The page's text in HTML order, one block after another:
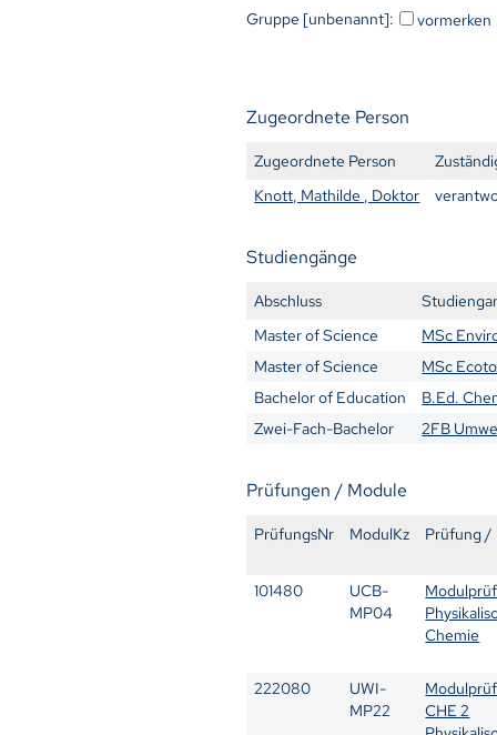
Gruppe [unbenannt]: vormerken
Zugeordnete Person
Zugeordnete Person
Knott, Mathilde , Doktor
Studiengänge
Abschluss
Master of Science
MSc
Master of Science
MSc
Bachelor of Education
B.Ed.
Zwei-Fach-Bachelor
2FB
Prüfungen / Module
PrüfungsNr ModulKz Prüfung /
101480
UCB-
MP04
Chemie
222080
UWI-
MP22
CHE 2